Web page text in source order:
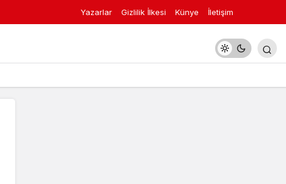
Yazarlar Gizlilik İlkesi Künye İletişim